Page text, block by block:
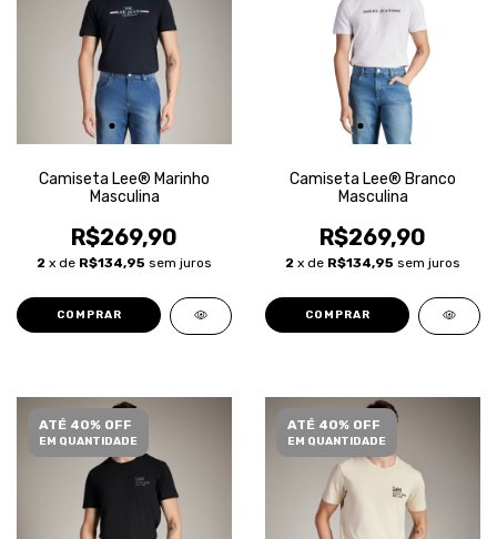
Camiseta Lee® Marinho
Masculina
R$269,90
2 x de R$134,95 sem juros
COMPRAR
Camiseta Lee® Branco
Masculina
R$269,90
2 x de R$134,95 sem juros
COMPRAR
ATÉ 40% OFF
EM QUANTIDADE
ATÉ 40% OFF
EM QUANTIDADE